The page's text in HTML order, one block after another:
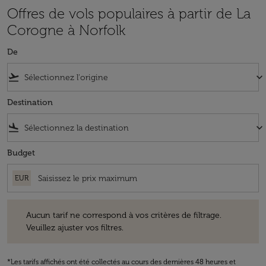
Offres de vols populaires à partir de La
Corogne à Norfolk
De
flight_takeoff keyboard_arrow_down
Destination
flight_land keyboard_arrow_down
Budget
EUR
Aucun tarif ne correspond à vos critères de filtrage.
Veuillez ajuster vos filtres.
*Les tarifs affichés ont été collectés au cours des dernières 48 heures et